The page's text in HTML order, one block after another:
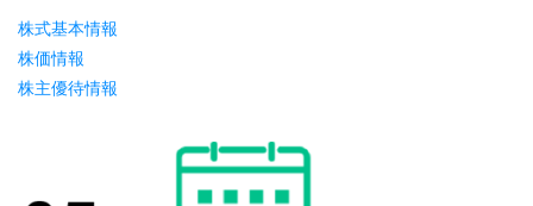
株式基本情報
株価情報
株主優待情報